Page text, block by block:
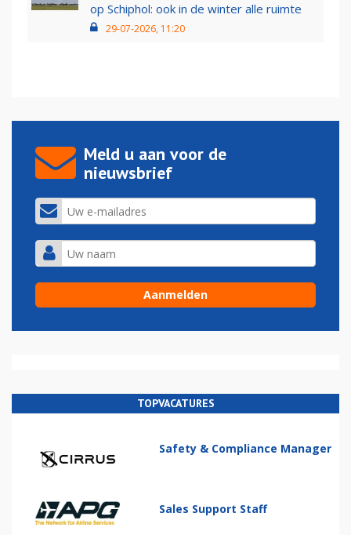
op Schiphol: ook in de winter alle ruimte
29-07-2026, 11:20
Meld u aan voor de
nieuwsbrief
TOPVACATURES
Safety & Compliance Manager
Sales Support Staff